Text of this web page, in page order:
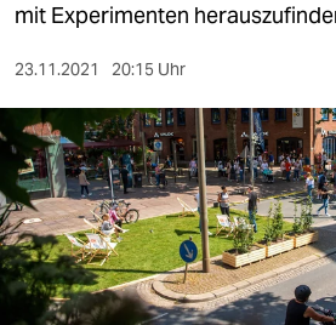
gesellschaft
sport
berlin
nord
wahrheit
mit Experimenten
23.11.2021 20:15 Uhr